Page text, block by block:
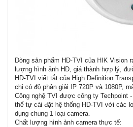
Dòng sản phẩm HD-TVI của HIK
lượng hình ảnh HD, giá thành hợp lý,
HD-TVI viết tắt của High Definition
chỉ có độ phân giải IP 720P và 1080P,
Công nghệ TVI được công ty Techpoint
thể tự cài đặt hệ thống HD-TVI với các
dụng chung 1 loại camera.
Chất lượng hình ảnh camera thực tế: